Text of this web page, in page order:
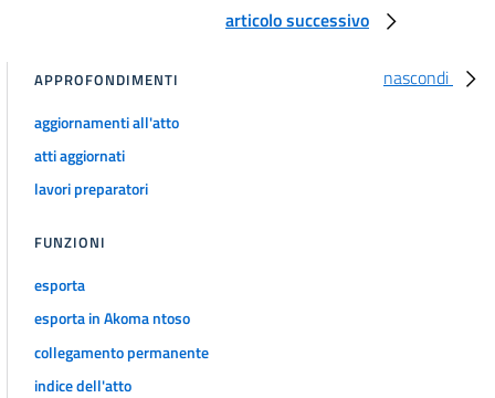
articolo successivo
nascondi
APPROFONDIMENTI
aggiornamenti all'atto
atti aggiornati
lavori preparatori
FUNZIONI
esporta
esporta in Akoma ntoso
collegamento permanente
indice dell'atto